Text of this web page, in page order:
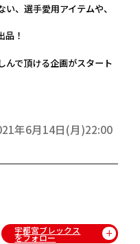
、選手愛用アイテムや、
品！
んで頂ける企画がスタート
年6月14日(月)22:00
宇都宮ブレックス
をフォロー